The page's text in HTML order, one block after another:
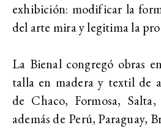
exhibición: modificar la
del arte mira y legitima la
La Bienal congregó obras
talla en madera y textil de
de Chaco, Formosa,
además de Perú, Paraguay,